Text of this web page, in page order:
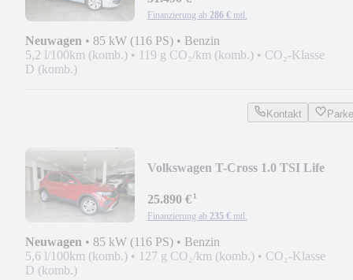
Finanzierung ab 286 € mtl.
Neuwagen • 85 kW (116 PS) • Benzin
5,2 l/100km (komb.) • 119 g CO₂/km (komb.) • CO₂-Klasse
D (komb.)
Kontakt
Volkswagen T-Cross 1.0 TSI Life
25.890 €¹
Finanzierung ab 235 € mtl.
Neuwagen • 85 kW (116 PS) • Benzin
5,6 l/100km (komb.) • 127 g CO₂/km (komb.) • CO₂-Klasse
D (komb.)